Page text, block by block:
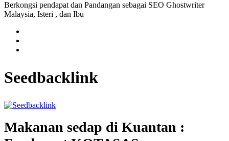
Berkongsi pendapat dan Pandangan sebagai SEO Ghostwriter
Malaysia, Isteri , dan Ibu
Seedbacklink
Makanan sedap di Kuantan :